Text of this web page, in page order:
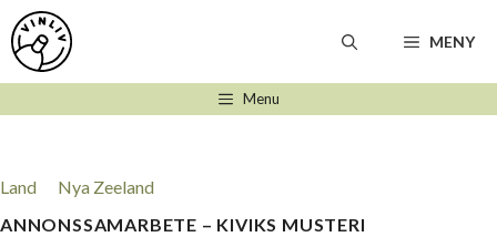
Hoppa
till
innehåll
MENY
Menu
Land
Nya Zeeland
ANNONSSAMARBETE – KIVIKS MUSTERI